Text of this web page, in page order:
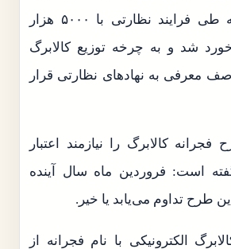
و شناسایی شدند که طی فرایند نظارتی با ۵۰۰۰ هزار
شد و به چرخه توزیع کالابرگ
معرفی به نهادهای نظارتی قرار
کالابرگ‌ را نیازمند اعتبار
است: فروردین ماه سال آینده
تداوم می‌یابد یا خیر.
الکترونیکی با نام فجرانه از